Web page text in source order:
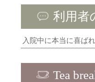
利用者
入院中に本当に喜ば
Tea